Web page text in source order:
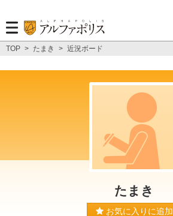
TOP > たまき > 近況ボード
たまき
お気に入りに追加